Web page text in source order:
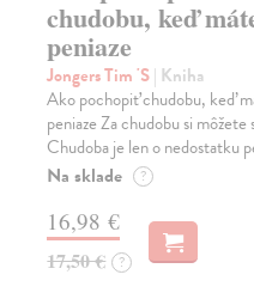
chudobu, keď
peniaze
Jongers Tim 'S| Kniha
Ako pochopiť chudobu, keď
peniaze Za chudobu si môžete
Chudoba je len o nedostatku
Na sklade ?
16,98 €
17,50 € ?